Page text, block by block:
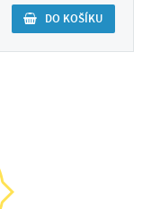
DO KOŠÍKU